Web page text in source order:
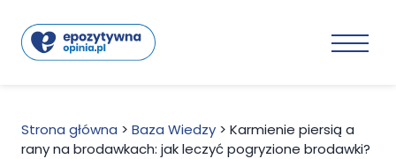
Strona główna > Baza Wiedzy > Karmienie piersią a
rany na brodawkach: jak leczyć pogryzione brodawki?